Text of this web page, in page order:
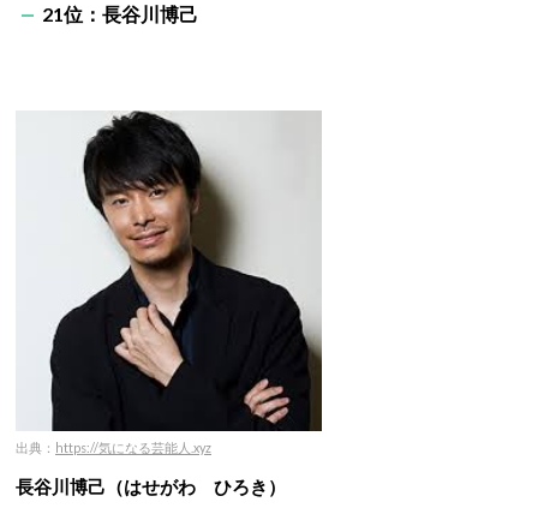
21位：長谷川博己
出典： https://気になる芸能人.xyz
長谷川博己（はせがわ ひろき）